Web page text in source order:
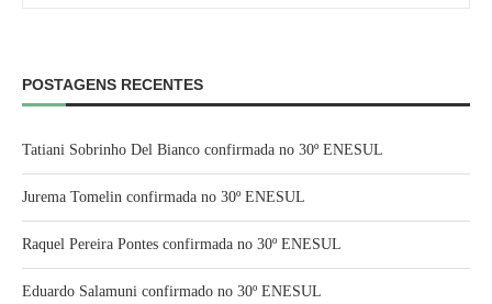
POSTAGENS RECENTES
Tatiani Sobrinho Del Bianco confirmada no 30º ENESUL
Jurema Tomelin confirmada no 30º ENESUL
Raquel Pereira Pontes confirmada no 30º ENESUL
Eduardo Salamuni confirmado no 30º ENESUL